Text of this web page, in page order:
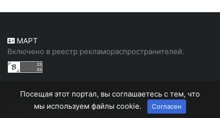
МАРТ
Включено в реестр рекламораспространителей.
Белорусский, народный портал "Белн" © 2026
Посещая этот портал, вы соглашаетесь с тем, что
мы используем файлы cookie.
Согласен